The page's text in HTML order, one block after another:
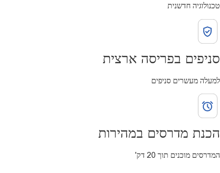
טכנולוגיה חדשנית
סניפים בפריסה ארצית
למעלה מעשרים סניפים
הכנת מדרסים במהירות
המדרסים מוכנים תוך 20 דק'